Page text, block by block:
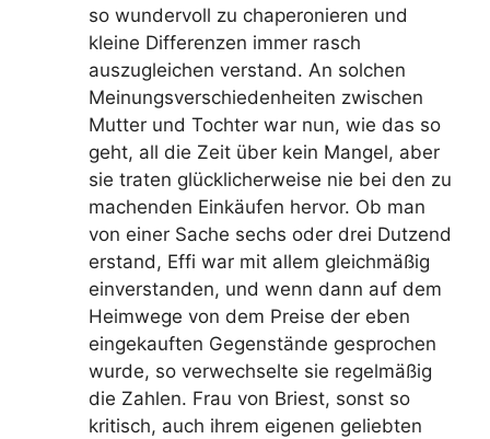
so wundervoll zu chaperonieren und
kleine Differenzen immer rasch
auszugleichen verstand. An solchen
Meinungsverschiedenheiten zwischen
Mutter und Tochter war nun, wie das so
geht, all die Zeit über kein Mangel, aber
sie traten glücklicherweise nie bei den zu
machenden Einkäufen hervor. Ob man
von einer Sache sechs oder drei Dutzend
erstand, Effi war mit allem gleichmäßig
einverstanden, und wenn dann auf dem
Heimwege von dem Preise der eben
eingekauften Gegenstände gesprochen
wurde, so verwechselte sie regelmäßig
die Zahlen. Frau von Briest, sonst so
kritisch, auch ihrem eigenen geliebten